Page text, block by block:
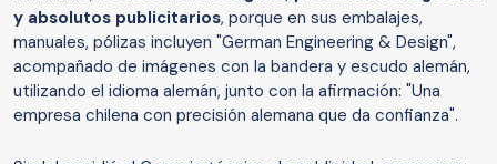
y absolutos publicitarios, porque en sus embalajes,
manuales, pólizas incluyen "German Engineering & Design",
acompañado de imágenes con la bandera y escudo alemán,
utilizando el idioma alemán, junto con la afirmación: "Una
empresa chilena con precisión alemana que da confianza".